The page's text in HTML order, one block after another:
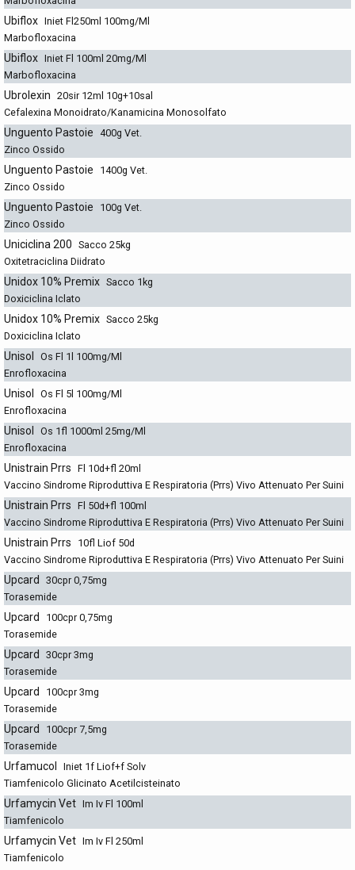
Ubiflox Iniet Fl250ml 100mg/Ml
Marbofloxacina
Ubiflox Iniet Fl 100ml 20mg/Ml
Marbofloxacina
Ubrolexin 20sir 12ml 10g+10sal
Cefalexina Monoidrato/Kanamicina Monosolfato
Unguento Pastoie 400g Vet.
Zinco Ossido
Unguento Pastoie
1400g Vet.
Zinco Ossido
Unguento Pastoie
100g Vet.
Zinco Ossido
Uniciclina 200 Sacco 25kg
Oxitetraciclina Diidrato
Unidox 10% Premix Sacco 1kg
Doxiciclina Iclato
Unidox 10% Premix Sacco 25kg
Doxiciclina Iclato
Unisol
Os Fl 1l 100mg/Ml
Enrofloxacina
Unisol
Os Fl 5l 100mg/Ml
Enrofloxacina
Unisol
Os 1fl 1000ml 25mg/Ml
Enrofloxacina
Unistrain Prrs Fl 10d+fl 20ml
Vaccino Sindrome Riproduttiva E Respiratoria (Prrs) Vivo Attenuato Per Suini
Unistrain Prrs Fl 50d+fl 100ml
Vaccino Sindrome Riproduttiva E Respiratoria (Prrs) Vivo Attenuato Per Suini
Unistrain Prrs
10fl Liof 50d
Vaccino Sindrome Riproduttiva E Respiratoria (Prrs) Vivo Attenuato Per Suini
Upcard
30cpr 0,75mg
Torasemide
Upcard
100cpr 0,75mg
Torasemide
Upcard
30cpr 3mg
Torasemide
Upcard
100cpr 3mg
Torasemide
Upcard
100cpr 7,5mg
Torasemide
Urfamucol
Iniet 1f Liof+f Solv
Tiamfenicolo Glicinato Acetilcisteinato
Urfamycin Vet Im Iv Fl 100ml
Tiamfenicolo
Urfamycin Vet Im Iv Fl 250ml
Tiamfenicolo